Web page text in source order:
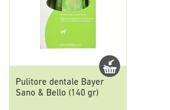
Pulitore dentale Bayer
Sano & Bello (140 gr)